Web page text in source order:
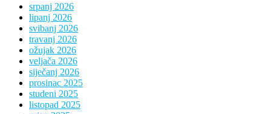
srpanj 2026
lipanj 2026
svibanj 2026
travanj 2026
ožujak 2026
veljača 2026
siječanj 2026
prosinac 2025
studeni 2025
listopad 2025